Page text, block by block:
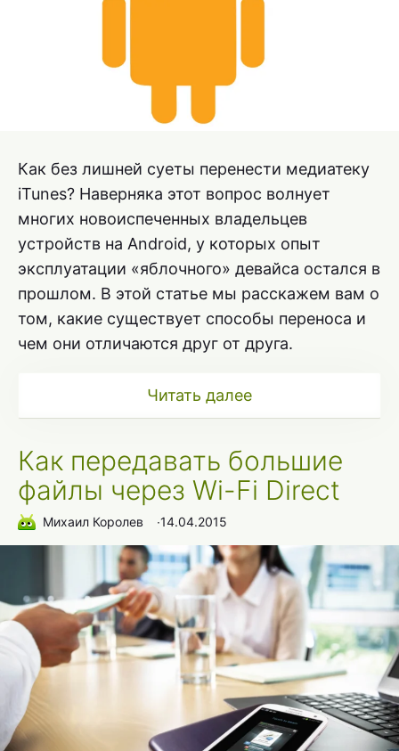
Как без лишней суеты перенести медиатеку
iTunes? Наверняка этот вопрос волнует
многих новоиспеченных владельцев
устройств на Android, у которых опыт
эксплуатации «яблочного» девайса остался в
прошлом. В этой статье мы расскажем вам о
том, какие существует способы переноса и
чем они отличаются друг от друга.
Читать далее
Как передавать большие
файлы через Wi-Fi Direct
Михаил Королев ∙14.04.2015